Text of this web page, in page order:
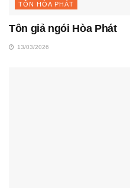
TÔN HÒA PHÁT
Tôn giả ngói Hòa Phát
13/03/2026